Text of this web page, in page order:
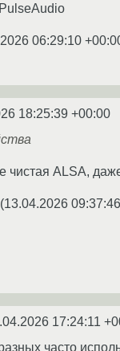
06:29:10
18:25:39 +00:00
чистая ALSA,
(13.04.2026
17:24:11
часто